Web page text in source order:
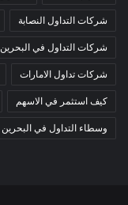
شركات التداول النصابة
شركات التداول في البحرين
شركات تداول الامارات
كيف استثمر في الاسهم
وسطاء التداول في البحرين